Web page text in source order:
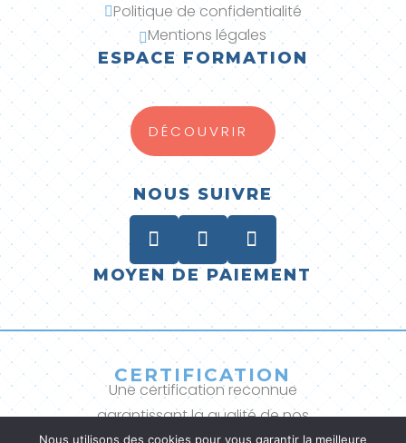
Politique de confidentialité
Mentions légales
ESPACE FORMATION
DÉCOUVRIR
NOUS SUIVRE
MOYEN DE PAIEMENT
CERTIFICATION
Une certification reconnue
garantissant la qualité de nos
Nous utilisons des cookies pour vous garantir la meilleure